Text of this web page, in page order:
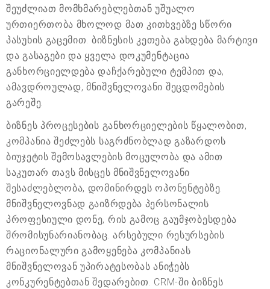
შეუძლიათ მომხმარებლებთან უშუალო
ურთიერთობა მხოლოდ მათ კითხვებზე სწორი
პასუხის გაცემით. ბიზნესის კეთება გახდება მარტივი
და გასაგები და ყველა დოკუმენტაცია
განხორციელდება დაჩქარებული ტემპით და,
ამავდროულად, მნიშვნელოვანი შეცდომების
გარეშე.
ბიზნეს პროცესების განხორციელების წყალობით,
კომპანია შეძლებს საგრძნობლად გაზარდოს
ბიუჯეტის შემოსავლების მოცულობა და ამით
საკუთარ თავს მისცეს მნიშვნელოვანი
შესაძლებლობა, დომინირდეს ოპონენტებზე.
მნიშვნელოვნად გაიზრდება პერსონალის
პროფესიული დონე, რის გამოც გაუმჯობესდება
შრომისუნარიანობაც. არსებული რესურსების
რაციონალური გამოყენება კომპანიას
მნიშვნელოვან უპირატესობას ანიჭებს
კონკურენტებთან შედარებით. CRM-ში ბიზნეს